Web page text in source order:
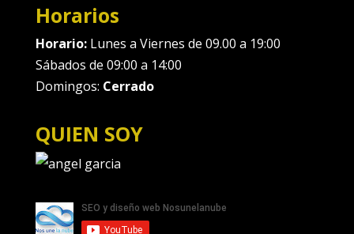
Horarios
Horario:Lunes a Viernes de 09.00 a 19:00
Sábados de 09:00 a 14:00
Domingos: Cerrado
QUIEN SOY